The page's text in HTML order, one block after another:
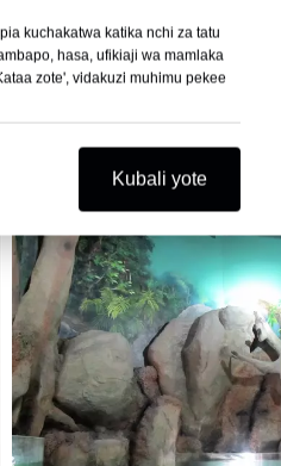
kuchakatwa katika nchi za tatu
hasa, ufikiaji wa mamlaka
zote', vidakuzi muhimu pekee
Kubali yote